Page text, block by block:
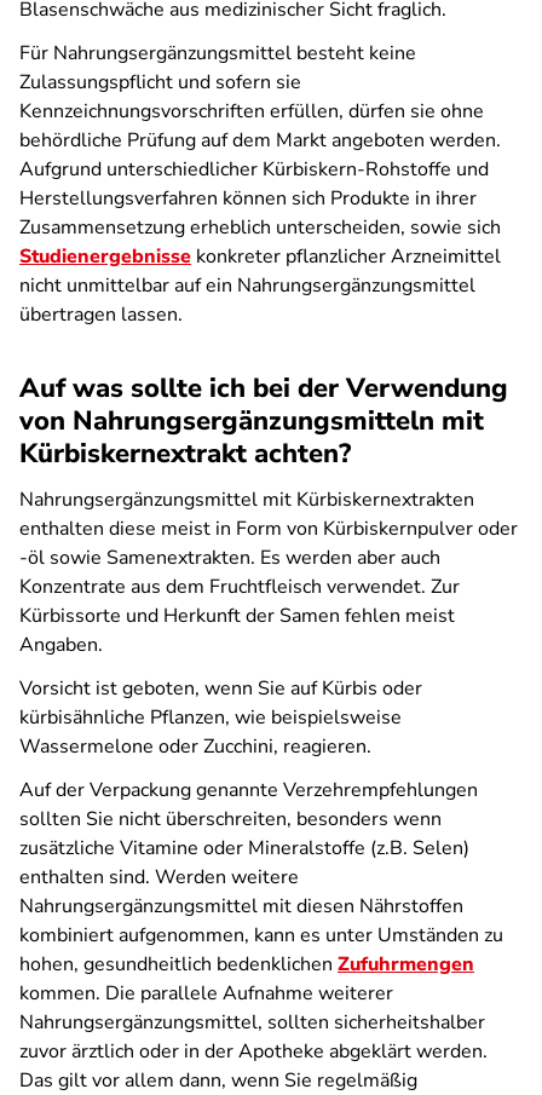
Blasenschwäche aus medizinischer Sicht fraglich.
Für Nahrungsergänzungsmittel besteht keine
Zulassungspflicht und sofern sie
Kennzeichnungsvorschriften erfüllen, dürfen sie ohne
behördliche Prüfung auf dem Markt angeboten werden.
Aufgrund unterschiedlicher Kürbiskern-Rohstoffe und
Herstellungsverfahren können sich Produkte in ihrer
Zusammensetzung erheblich unterscheiden, sowie sich
Studienergebnisse konkreter pflanzlicher Arzneimittel
nicht unmittelbar auf ein Nahrungsergänzungsmittel
übertragen lassen.
Auf was sollte ich bei der Verwendung
von Nahrungs­ergänzungs­mitteln mit
Kürbiskern­extrakt achten?
Nahrungsergänzungsmittel mit Kürbiskernextrakten
enthalten diese meist in Form von Kürbiskernpulver oder
-öl sowie Samenextrakten. Es werden aber auch
Konzentrate aus dem Fruchtfleisch verwendet. Zur
Kürbissorte und Herkunft der Samen fehlen meist
Angaben.
Vorsicht ist geboten, wenn Sie auf Kürbis oder
kürbisähnliche Pflanzen, wie beispielsweise
Wassermelone oder Zucchini, reagieren.
Auf der Verpackung genannte Verzehrempfehlungen
sollten Sie nicht überschreiten, besonders wenn
zusätzliche Vitamine oder Mineralstoffe (z.B. Selen)
enthalten sind. Werden weitere
Nahrungsergänzungsmittel mit diesen Nährstoffen
kombiniert aufgenommen, kann es unter Umständen zu
hohen, gesundheitlich bedenklichen Zufuhrmengen
kommen. Die parallele Aufnahme weiterer
Nahrungsergänzungsmittel, sollten sicherheitshalber
zuvor ärztlich oder in der Apotheke abgeklärt werden.
Das gilt vor allem dann, wenn Sie regelmäßig